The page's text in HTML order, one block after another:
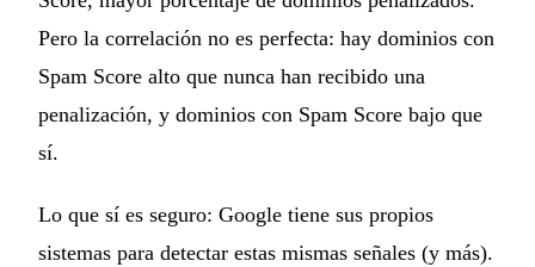
Pero la correlación no es perfecta: hay dominios con
Spam Score alto que nunca han recibido una
penalización, y dominios con Spam Score bajo que
sí.
Lo que sí es seguro: Google tiene sus propios
sistemas para detectar estas mismas señales (y más).